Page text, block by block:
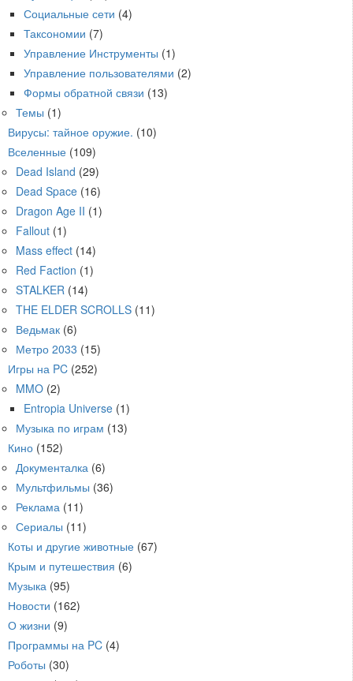
Социальные сети (4)
Таксономии (7)
Управление Инструменты (1)
Управление пользователями (2)
Формы обратной связи (13)
Темы (1)
Вирусы: тайное оружие. (10)
Вселенные (109)
Dead Island (29)
Dead Space (16)
Dragon Age II (1)
Fallout (1)
Mass effect (14)
Red Faction (1)
STALKER (14)
THE ELDER SCROLLS (11)
Ведьмак (6)
Метро 2033 (15)
Игры на PC (252)
MMO (2)
Entropia Universe (1)
Музыка по играм (13)
Кино (152)
Документалка (6)
Мультфильмы (36)
Реклама (11)
Сериалы (11)
Коты и другие животные (67)
Крым и путешествия (6)
Музыка (95)
Новости (162)
О жизни (9)
Программы на PC (4)
Роботы (30)